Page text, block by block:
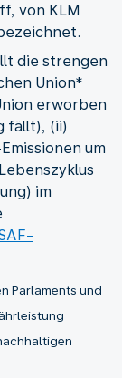
von KLM
die strengen
Union*
erworben
fällt), (ii)
um
im
Parlaments und